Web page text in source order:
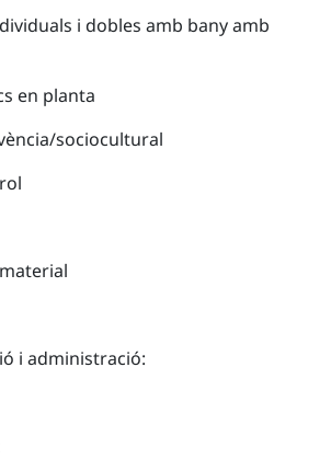
i dobles amb bany amb
en planta
sociocultural
i administració: